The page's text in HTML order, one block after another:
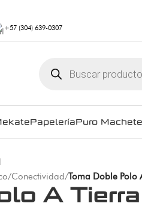
+57 (304) 639-0307
PapeleríaPuro Machete
/Conectividad/Toma Doble Polo
A